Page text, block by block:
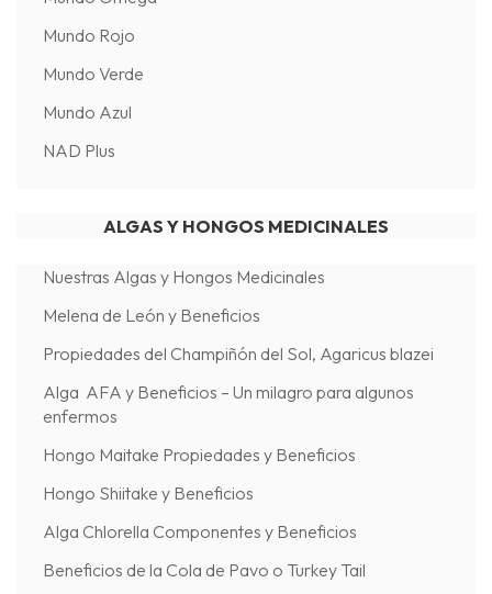
Mundo Rojo
Mundo Verde
Mundo Azul
NAD Plus
ALGAS Y HONGOS MEDICINALES
Nuestras Algas y Hongos Medicinales
Melena de León y Beneficios
Propiedades del Champiñón del Sol, Agaricus blazei
Alga AFA y Beneficios – Un milagro para algunos
enfermos
Hongo Maitake Propiedades y Beneficios
Hongo Shiitake y Beneficios
Alga Chlorella Componentes y Beneficios
Beneficios de la Cola de Pavo o Turkey Tail